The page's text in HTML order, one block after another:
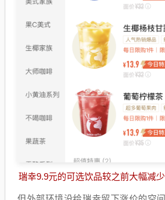
瑞幸9.9元的可选饮品较之前大幅减